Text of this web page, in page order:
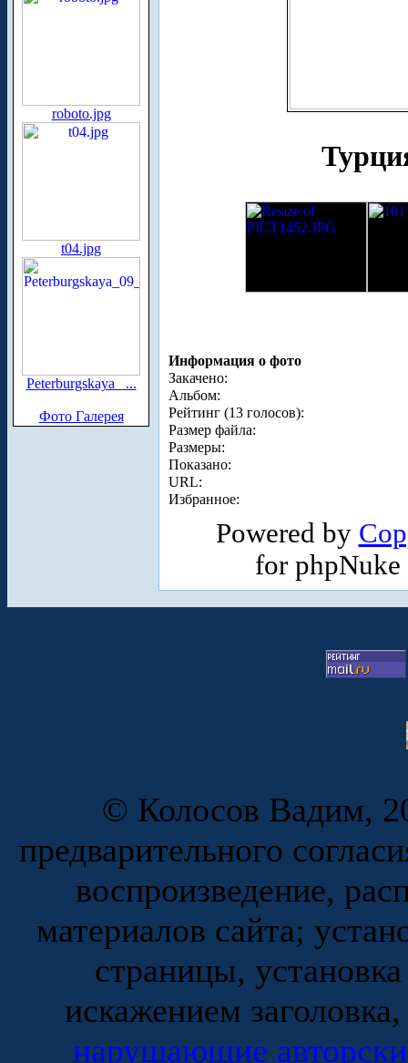
roboto.jpg
t04.jpg
Peterburgskaya_ ...
Фото Галерея
Информация о фото
Закачено:
Альбом:
Рейтинг (13 голосов):
Размер файла:
Размеры:
Показано:
URL:
Избранное:
Powered by
for
© Колосов Вадим,
предварительного
воспроизведение,
материалов сайта;
страницы,
искажением
нарушающие